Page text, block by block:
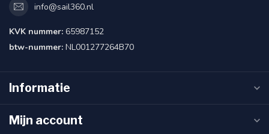
info@sail360.nl
KVK nummer: 65987152
btw-nummer: NL001277264B70
Informatie
Mijn account